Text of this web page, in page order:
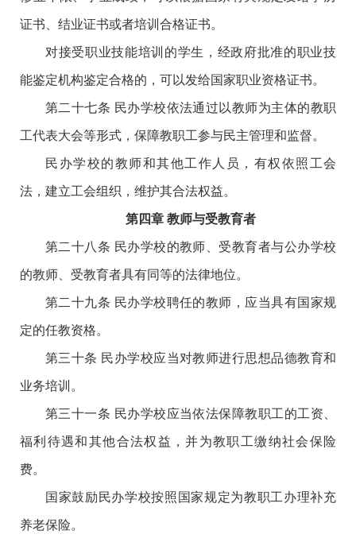
证书、结业证书或者培训合格证书。
对接受职业技能培训的学生，经政府批准的职业技
能鉴定机构鉴定合格的，可以发给国家职业资格证书。
第二十七条 民办学校依法通过以教师为主体的教职
工代表大会等形式，保障教职工参与民主管理和监督。
民办学校的教师和其他工作人员，有权依照工会
法，建立工会组织，维护其合法权益。
第四章 教师与受教育者
第二十八条 民办学校的教师、受教育者与公办学校
的教师、受教育者具有同等的法律地位。
第二十九条 民办学校聘任的教师，应当具有国家规
定的任教资格。
第三十条 民办学校应当对教师进行思想品德教育和
业务培训。
第三十一条 民办学校应当依法保障教职工的工资、
福利待遇和其他合法权益，并为教职工缴纳社会保险
费。
国家鼓励民办学校按照国家规定为教职工办理补充
养老保险。